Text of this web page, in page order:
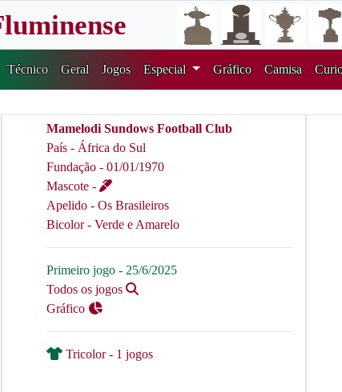
Técnico Geral Jogos Especial Gráfico Camisa
Mamelodi Sundows Football Club
País - África do Sul
Fundação - 01/01/1970
Mascote -
Apelido - Os Brasileiros
Bicolor - Verde e Amarelo
Primeiro jogo - 25/6/2025
Todos os jogos
Gráfico
Tricolor - 1 jogos